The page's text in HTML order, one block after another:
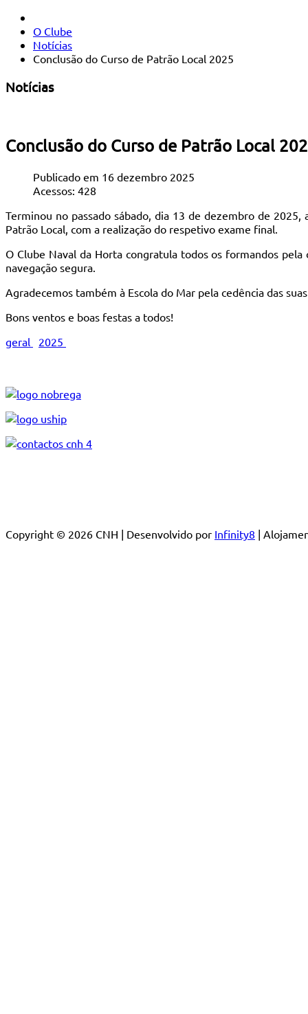
O Clube
Notícias
Conclusão do Curso de Patrão Local 2025
Notícias
Conclusão do Curso de Patrão Local
Publicado em 16 dezembro 2025
Acessos: 428
Terminou no passado sábado, dia 13 de dezembro de
Patrão Local, com a realização do respetivo exame final.
O Clube Naval da Horta congratula todos os formandos
navegação segura.
Agradecemos também à Escola do Mar pela cedência das
Bons ventos e boas festas a todos!
geral
2025
Copyright © 2026 CNH | Desenvolvido por Infinity8 |